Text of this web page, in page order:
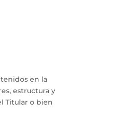
en la
estructura y
Titular o bien